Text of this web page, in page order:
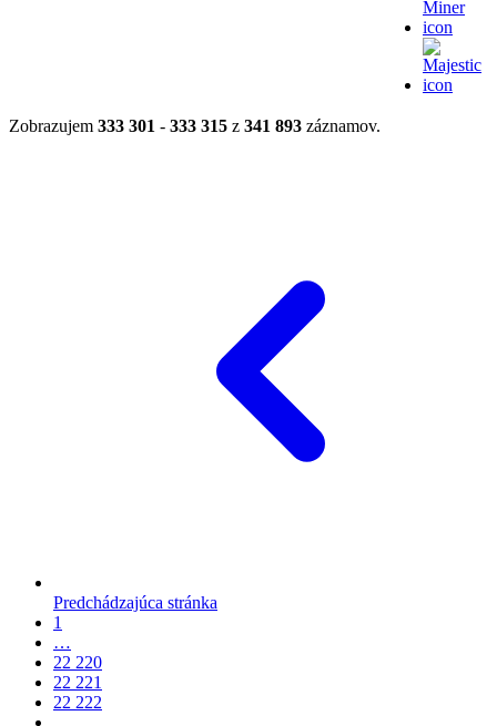
Zobrazujem 333 301 - 333 315 z 341 893 záznamov.
Predchádzajúca stránka
1
…
22 220
22 221
22 222